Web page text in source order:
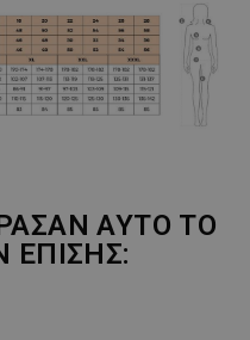
ΑΥΤΌ ΤΟ
ΕΠΊΣΗΣ: